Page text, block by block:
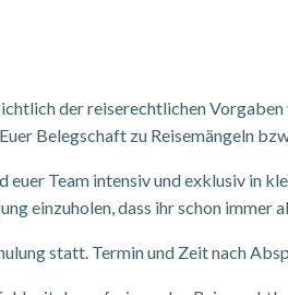
der reiserechtlichen
Belegschaft zu Reisemängeln
euer Team intensiv und exklusiv in
einzuholen, dass ihr schon immer
statt. Termin und Zeit nach